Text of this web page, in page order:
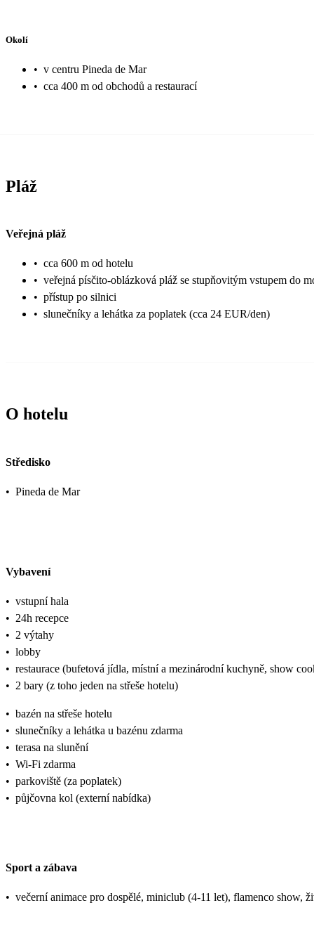
Okolí
• v centru Pineda de Mar
• cca 400 m od obchodů a restaurací
Pláž
Veřejná pláž
• cca 600 m od hotelu
• veřejná písčito-oblázková pláž se stupňovitým vstupem do
• přístup po silnici
• slunečníky a lehátka za poplatek (cca 24 EUR/den)
O hotelu
Středisko
• Pineda de Mar
Vybavení
• vstupní hala
• 24h recepce
• 2 výtahy
• lobby
• restaurace (bufetová jídla, místní a mezinárodní kuchyně, show
• 2 bary (z toho jeden na střeše hotelu)
• bazén na střeše hotelu
• slunečníky a lehátka u bazénu zdarma
• terasa na slunění
• Wi-Fi zdarma
• parkoviště (za poplatek)
• půjčovna kol (externí nabídka)
Sport a zábava
• večerní animace pro dospělé, miniclub (4-11 let), flamenco show,